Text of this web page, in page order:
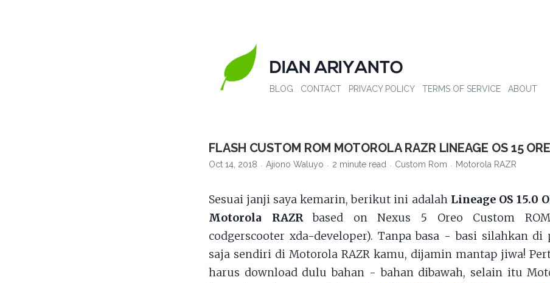
DIAN ARIYANTO
BLOG CONTACT PRIVACY POLICY TERMS OF SERVICE ABOUT
FLASH CUSTOM ROM MOTOROLA RAZR LINEAGE OS 15
Oct 14, 2018 Ajiono Waluyo 2 minute read Custom Rom Motorola RAZR
Sesuai janji saya kemarin, berikut ini adalah Lineage OS 15.0
Motorola RAZRbased on Nexus 5 Oreo Custom
codgerscooter xda-developer). Tanpa basa - basi silahkan di
saja sendiri di Motorola RAZR kamu, dijamin mantap jiwa!
harus download dulu bahan - bahan dibawah, selain itu